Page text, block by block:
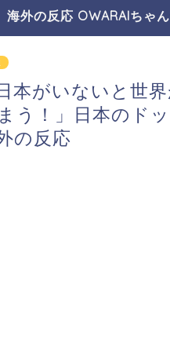
海外の反応 OWARAIちゃ
本がいないと世
う！」日本のド
の反応